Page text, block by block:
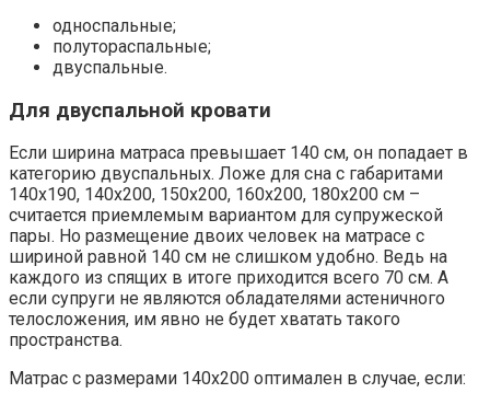
односпальные;
полутораспальные;
двуспальные.
Для двуспальной кровати
Если ширина матраса превышает 140 см, он попадает в
категорию двуспальных. Ложе для сна с габаритами
140х190, 140х200, 150х200, 160х200, 180х200 см –
считается приемлемым вариантом для супружеской
пары. Но размещение двоих человек на матрасе с
шириной равной 140 см не слишком удобно. Ведь на
каждого из спящих в итоге приходится всего 70 см. А
если супруги не являются обладателями астеничного
телосложения, им явно не будет хватать такого
пространства.
Матрас с размерами 140х200 оптимален в случае, если: